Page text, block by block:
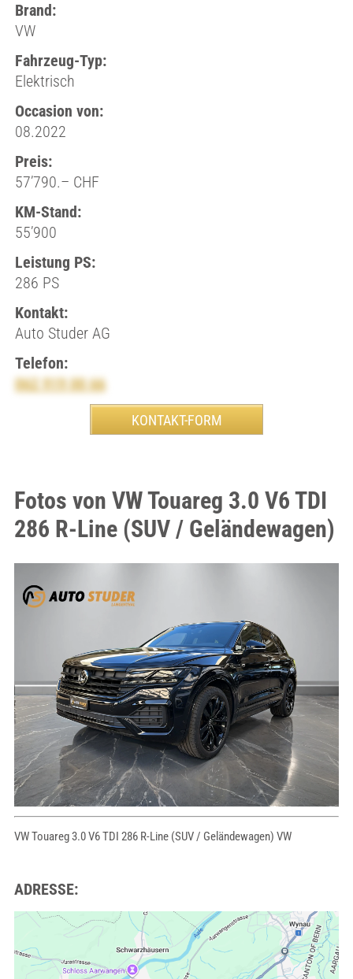
Brand:
VW
Fahrzeug-Typ:
Elektrisch
Occasion von:
08.2022
Preis:
57’790.– CHF
KM-Stand:
55’900
Leistung PS:
286 PS
Kontakt:
Auto Studer AG
Telefon:
062 919 00 66
Fotos von VW Touareg 3.0 V6 TDI
286 R-Line (SUV / Geländewagen)
VW Touareg 3.0 V6 TDI 286 R-Line (SUV / Geländewagen) VW
ADRESSE: